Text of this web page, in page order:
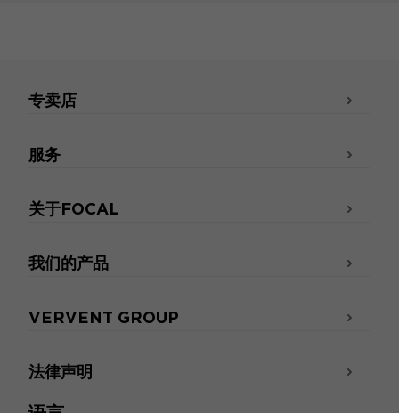
专卖店
服务
关于FOCAL
我们的产品
VERVENT GROUP
法律声明